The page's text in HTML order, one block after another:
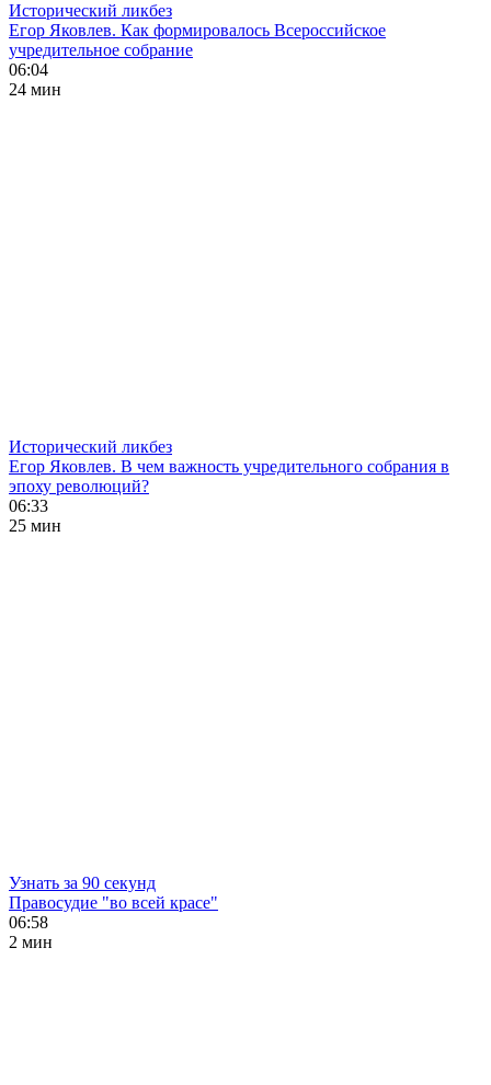
Исторический ликбез
Егор Яковлев. Как формировалось Всероссийское
учредительное собрание
06:04
24 мин
Исторический ликбез
Егор Яковлев. В чем важность учредительного собрания в
эпоху революций?
06:33
25 мин
Узнать за 90 секунд
Правосудие "во всей красе"
06:58
2 мин